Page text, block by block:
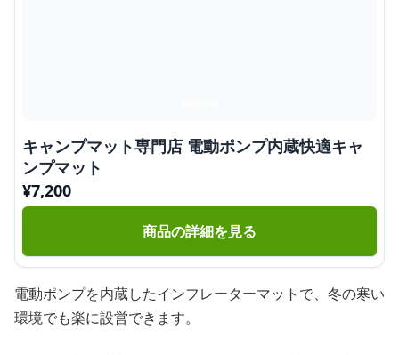
キャンプマット専門店 電動ポンプ内蔵快適キャ
ンプマット
¥7,200
商品の詳細を見る
電動ポンプを内蔵したインフレーターマットで、冬の寒い
環境でも楽に設営できます。